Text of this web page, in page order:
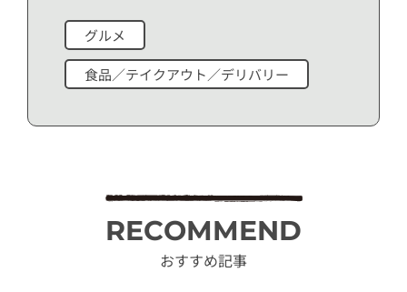
グルメ
食品／テイクアウト／デリバリー
RECOMMEND
おすすめ記事